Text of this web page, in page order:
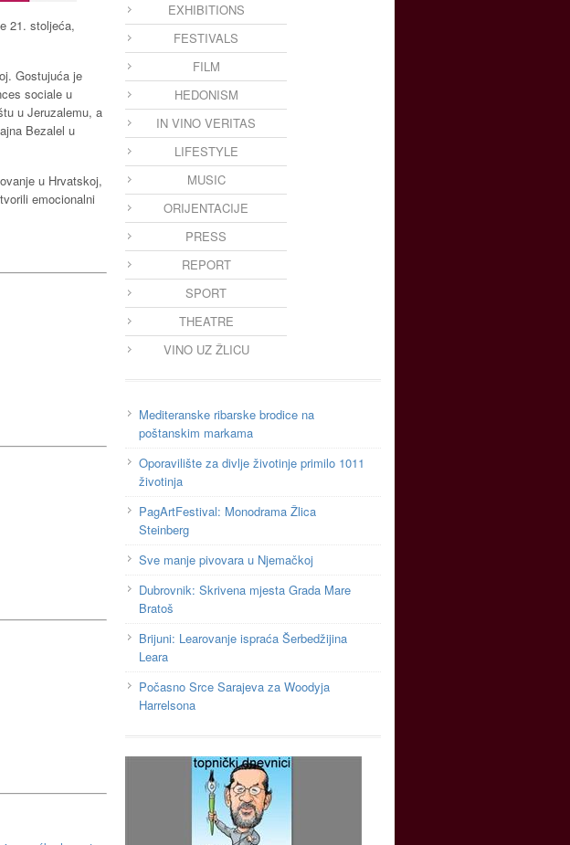
21. stoljeća,
Gostujuća je
sociale u
u Jeruzalemu, a
Bezalel u
u Hrvatskoj,
emocionalni
EXHIBITIONS
FESTIVALS
FILM
HEDONISM
IN VINO VERITAS
LIFESTYLE
MUSIC
ORIJENTACIJE
PRESS
REPORT
SPORT
THEATRE
VINO UZ ŽLICU
Mediteranske ribarske brodice na
poštanskim markama
Oporavilište za divlje životinje primilo 1011
životinja
PagArtFestival: Monodrama Žlica
Steinberg
Sve manje pivovara u Njemačkoj
Dubrovnik: Skrivena mjesta Grada Mare
Bratoš
Brijuni: Learovanje ispraća Šerbedžijina
Leara
Počasno Srce Sarajeva za Woodyja
Harrelsona